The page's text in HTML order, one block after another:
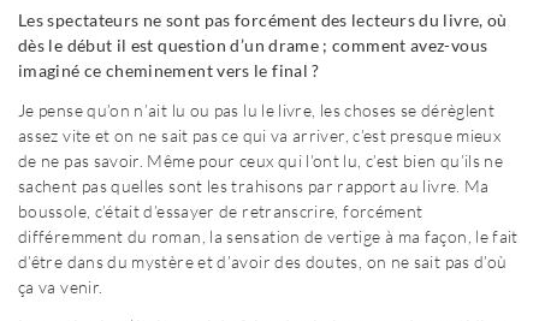
Les spectateurs ne sont pas forcément des lecteurs du livre, où
dès le début il est question d’un drame ; comment avez-vous
imaginé ce cheminement vers le final ?
Je pense qu’on n’ait lu ou pas lu le livre, les choses se dérèglent
assez vite et on ne sait pas ce qui va arriver, c’est presque mieux
de ne pas savoir. Même pour ceux qui l’ont lu, c’est bien qu’ils ne
sachent pas quelles sont les trahisons par rapport au livre. Ma
boussole, c’était d’essayer de retranscrire, forcément
différemment du roman, la sensation de vertige à ma façon, le fait
d’être dans du mystère et d’avoir des doutes, on ne sait pas d’où
ça va venir.